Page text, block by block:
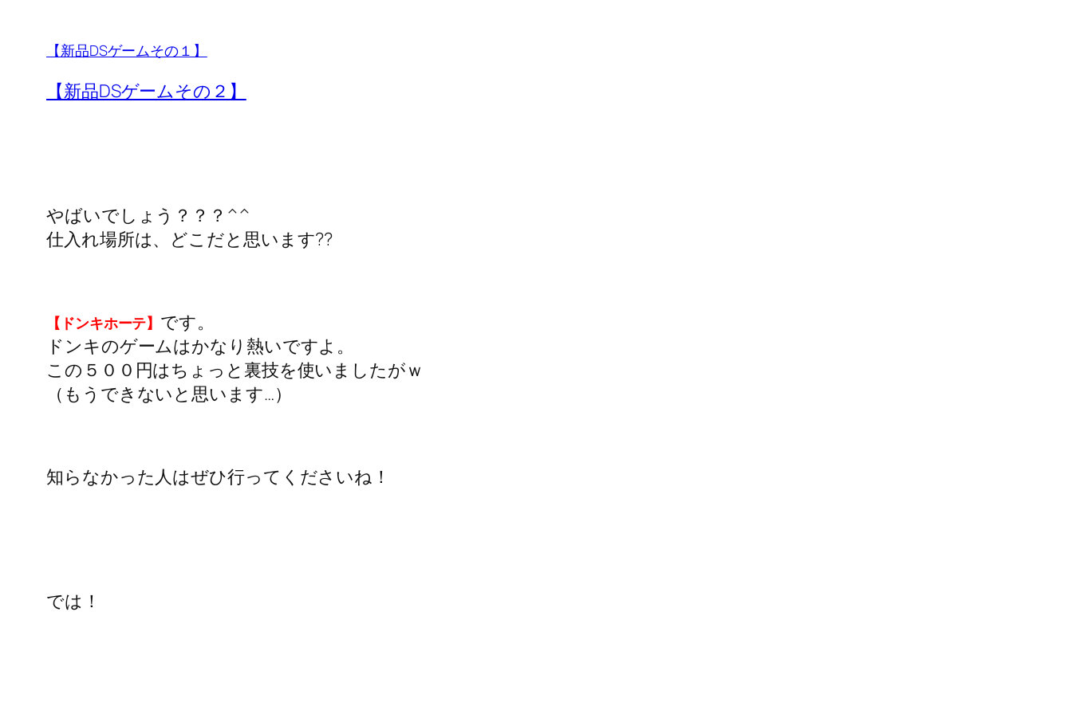
【新品DSゲームその１】
【新品DSゲームその２】
やばいでしょう？？？^^
仕入れ場所は、どこだと思います??
【ドンキホーテ】 です。
ドンキのゲームはかなり熱いですよ。
この５００円はちょっと裏技を使いましたがｗ
（もうできないと思います…）
知らなかった人はぜひ行ってくださいね！
では！